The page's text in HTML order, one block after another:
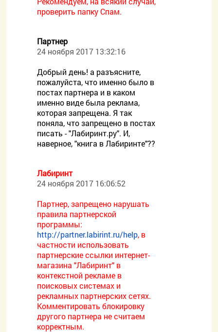
проверить папку Спам.
Партнер
24 ноября 2017 13:32:16
Добрый день! а разъясните,
пожалуйста, что именно было в
постах партнера и в каком
именно виде была реклама,
которая запрещена. Я так
поняла, что запрещено в постах
писать - "Лабиринт.ру". И,
наверное, "книга в Лабиринте"??
Лабиринт
24 ноября 2017 16:06:52
Партнер, запрещено нарушать
правила партнерской
программы:
http://partner.labirint.ru/help, в
частности использовать
партнерские ссылки интернет-
магазина "Лабиринт" в
контекстной рекламе в
поисковых системах и
рекламных партнерских сетях.
Комментировать блокировку
другого партнера не считаем
корректным.